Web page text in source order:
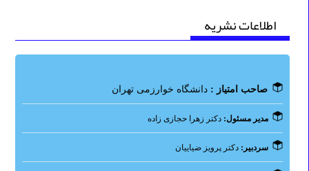
اطلاعات نشریه
صاحب امتیاز : دانشگاه خوارزمی تهران
مدیر مسئول:دکتر زهرا حجازی زاده
سردبیر: دکتر پرویز ضیاییان